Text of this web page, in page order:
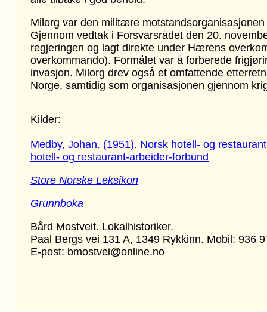
Milorg var den militære
Gjennom vedtak i Forsvarsrådet den 20.
regjeringen og lagt direkte under Hærens
overkommando). Formålet var å forberede
invasjon. Milorg drev også et omfattende
Norge, samtidig som organisasjonen gjennom
Kilder:
Medby, Johan. (1951). Norsk hotell- og
hotell- og restaurant-arbeider-forbund
Store Norske Leksikon
Grunnboka
Bård Mostveit. Lokalhistoriker.
Paal Bergs vei 131 A, 1349 Rykkinn. Mobil: 936
E-post: bmostvei@online.no